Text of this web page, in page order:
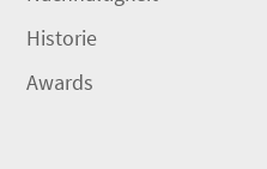
Historie
Awards